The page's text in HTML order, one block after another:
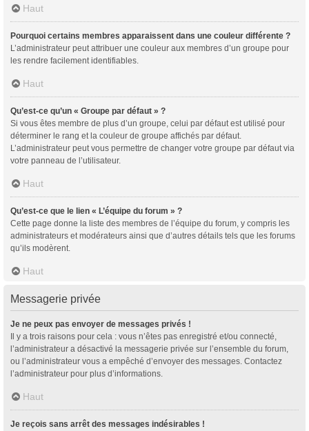
Haut
Pourquoi certains membres apparaissent dans une couleur différente ?
L’administrateur peut attribuer une couleur aux membres d’un groupe pour
les rendre facilement identifiables.
Haut
Qu’est-ce qu’un « Groupe par défaut » ?
Si vous êtes membre de plus d’un groupe, celui par défaut est utilisé pour
déterminer le rang et la couleur de groupe affichés par défaut.
L’administrateur peut vous permettre de changer votre groupe par défaut via
votre panneau de l’utilisateur.
Haut
Qu’est-ce que le lien « L’équipe du forum » ?
Cette page donne la liste des membres de l’équipe du forum, y compris les
administrateurs et modérateurs ainsi que d’autres détails tels que les forums
qu’ils modèrent.
Haut
Messagerie privée
Je ne peux pas envoyer de messages privés !
Il y a trois raisons pour cela : vous n’êtes pas enregistré et/ou connecté,
l’administrateur a désactivé la messagerie privée sur l’ensemble du forum,
ou l’administrateur vous a empêché d’envoyer des messages. Contactez
l’administrateur pour plus d’informations.
Haut
Je reçois sans arrêt des messages indésirables !